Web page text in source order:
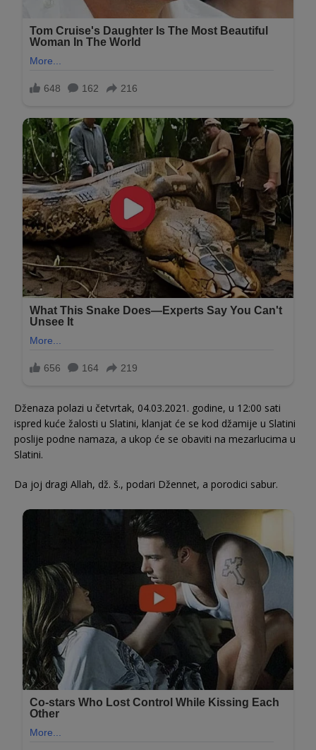
Dženaza polazi u četvrtak, 04.03.2021. godine, u 12:00 sati
ispred kuće žalosti u Slatini, klanjat će se kod džamije u Slatini
poslije podne namaza, a ukop će se obaviti na mezarlucima u
Slatini.
Da joj dragi Allah, dž. š., podari Džennet, a porodici sabur.